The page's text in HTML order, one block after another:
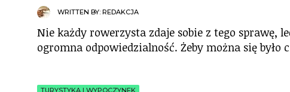
WRITTEN BY: REDAKCJA
Nie każdy rowerzysta zdaje sobie z tego sprawę,
ogromna odpowiedzialność. Żeby można się było
TURYSTYKA I WYPOCZYNEK